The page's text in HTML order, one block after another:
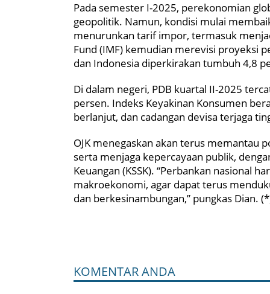
Pada semester I-2025, perekonomian
geopolitik. Namun, kondisi mulai
menurunkan tarif impor, termasuk
Fund (IMF) kemudian merevisi proyeksi
dan Indonesia diperkirakan tumbuh 4,8
Di dalam negeri, PDB kuartal II-2025
persen. Indeks Keyakinan Konsumen
berlanjut, dan cadangan devisa terjaga
OJK menegaskan akan terus memantau
serta menjaga kepercayaan publik,
Keuangan (KSSK). “Perbankan nasional
makroekonomi, agar dapat terus
dan berkesinambungan,” pungkas Dian.
KOMENTAR ANDA